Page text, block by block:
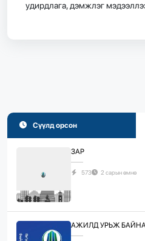
удирдлага, дэмжлэг
Сүүлд орсон
ЗАР
573 2 сарын өмнө
АЖИЛД УРЬЖ